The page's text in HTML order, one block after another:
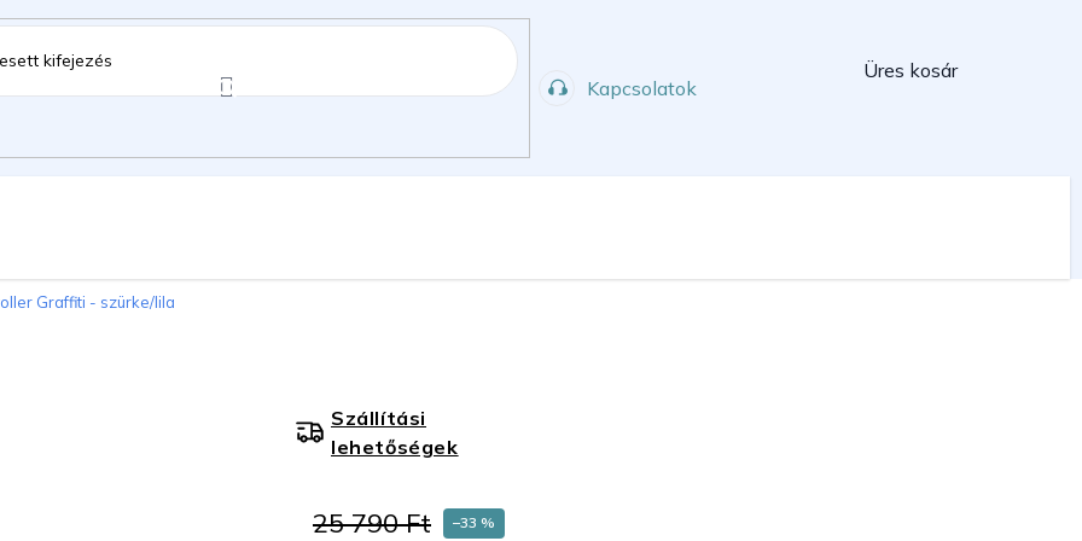
Kapcsolatok
Kosár
Üres kosár
Graffiti - szürke/lila
25 790 Ft –33 %
Szállítási
lehetőségek